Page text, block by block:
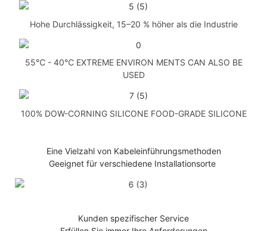
Hohe Durchlässigkeit, 15–20 % höher als die Industrie
55℃ - 40℃ EXTREME ENVIRON MENTS CAN ALSO BE
USED
100% DOW-CORNING SILICONE FOOD-GRADE SILICONE
Eine Vielzahl von Kabeleinführungsmethoden
Geeignet für verschiedene Installationsorte
Kunden spezifischer Service